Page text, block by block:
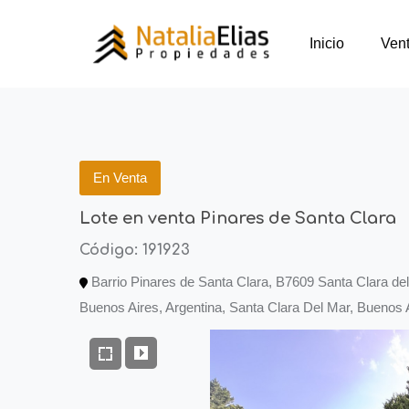
Inicio
En Venta
Lote en venta Pinares de Santa Clara
Código: 191923
Barrio Pinares de Santa Clara, B7609 Santa Clara
Buenos Aires, Argentina, Santa Clara Del Mar, Buenos